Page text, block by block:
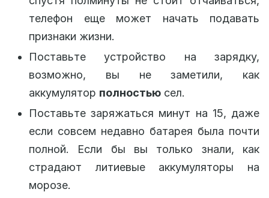
телефон еще может начать подавать
признаки жизни.
Поставьте устройство на зарядку,
возможно, вы не заметили, как
аккумулятор полностью сел.
Поставьте заряжаться минут на 15, даже
если совсем недавно батарея была почти
полной. Если бы вы только знали, как
страдают литиевые аккумуляторы на
морозе.